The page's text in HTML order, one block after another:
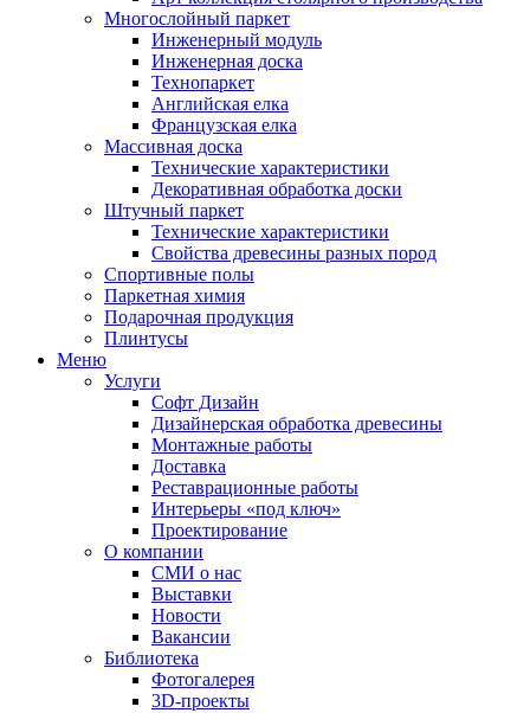
Многослойный паркет
Инженерный модуль
Инженерная доска
Технопаркет
Английская елка
Французская елка
Массивная доска
Технические характеристики
Декоративная обработка доски
Штучный паркет
Технические характеристики
Свойства древесины разных пород
Спортивные полы
Паркетная химия
Подарочная продукция
Плинтусы
Меню
Услуги
Софт Дизайн
Дизайнерская обработка древесины
Монтажные работы
Доставка
Реставрационные работы
Интерьеры «под ключ»
Проектирование
О компании
СМИ о нас
Выставки
Новости
Вакансии
Библиотека
Фотогалерея
3D-проекты